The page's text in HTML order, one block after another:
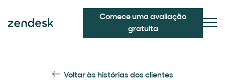
Comece uma avaliação
gratuita
Voltar às histórias dos clientes